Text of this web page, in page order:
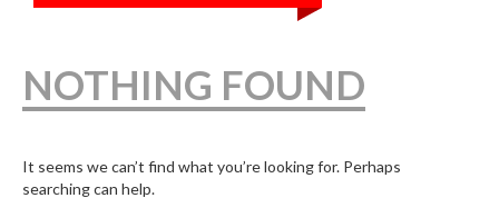
NOTHING FOUND
It seems we can’t find what you’re looking for. Perhaps
searching can help.